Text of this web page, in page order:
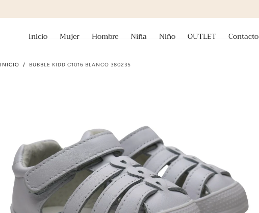
Inicio Mujer Hombre Niña Niño OUTLET Contacto
INICIO / BUBBLE KIDD C1016 BLANCO 380235